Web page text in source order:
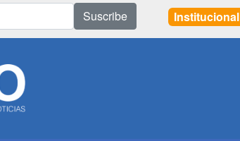
Suscribe Institucional